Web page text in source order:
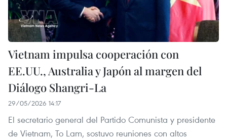
Vietnam impulsa cooperación con
EE.UU., Australia y Japón al margen del
Diálogo Shangri-La
29/05/2026 14:17
El secretario general del Partido Comunista y presidente
de Vietnam, To Lam, sostuvo reuniones con altos